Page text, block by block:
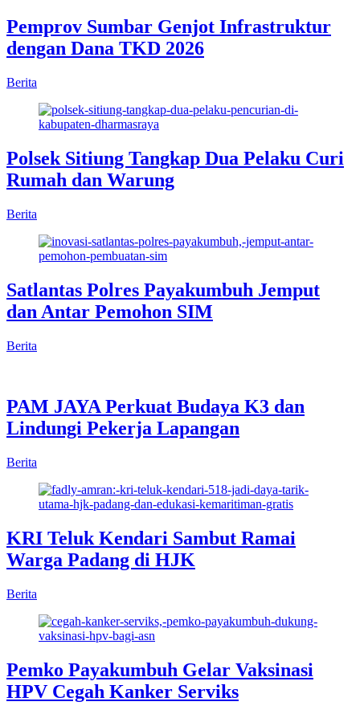
Pemprov Sumbar Genjot Infrastruktur
dengan Dana TKD 2026
Berita
Polsek Sitiung Tangkap Dua Pelaku Curi
Rumah dan Warung
Berita
Satlantas Polres Payakumbuh Jemput
dan Antar Pemohon SIM
Berita
PAM JAYA Perkuat Budaya K3 dan
Lindungi Pekerja Lapangan
Berita
KRI Teluk Kendari Sambut Ramai
Warga Padang di HJK
Berita
Pemko Payakumbuh Gelar Vaksinasi
HPV Cegah Kanker Serviks